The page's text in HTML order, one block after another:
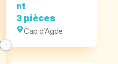
nt
3 pièces
Cap d’Agde